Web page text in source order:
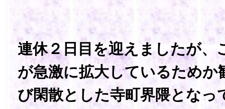
連休２日目を迎えましたが、
が急激に拡大しているためか
び閑散とした寺町界隈となっ